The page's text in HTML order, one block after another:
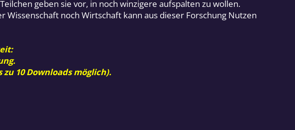
geben sie vor, in noch winzigere aufspalten zu wollen.
noch Wirtschaft kann aus dieser Forschung Nutzen
10 Downloads möglich).